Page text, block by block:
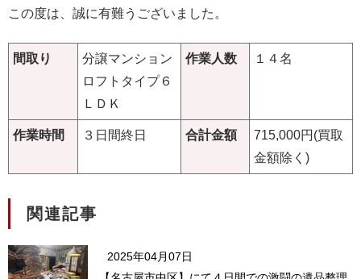
この度は、誠に有難うございました。
間取り
分譲マンション
ロフトタイプ６
ＬＤＫ
作業人数 １４名
作業時間 ３日間終日 合計金額
715,000円(買取
金額除く)
関連記事
2025年04月07日